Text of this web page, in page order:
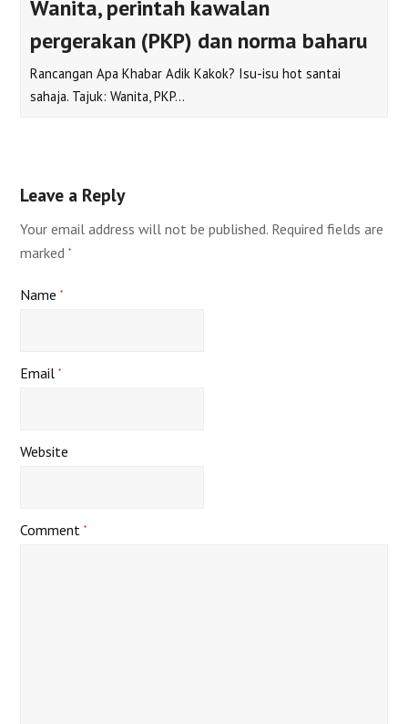
Wanita, perintah kawalan
pergerakan (PKP) dan norma baharu
Rancangan Apa Khabar Adik Kakok? Isu-isu hot santai
sahaja. Tajuk: Wanita, PKP…
Leave a Reply
Your email address will not be published. Required fields are
marked*
Name*
Email*
Website
Comment*